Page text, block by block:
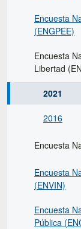
Encuesta
(ENGPEE)
Encuesta
Libertad
2021
2016
Encuesta
Encuesta
(ENVIN)
Encuesta
Pública